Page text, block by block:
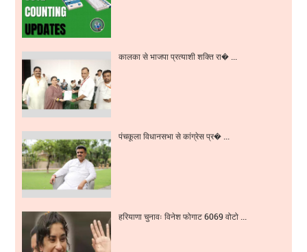
कालका से भाजपा प्रत्याशी शक्ति रा� ...
पंचकूला विधानसभा से कांग्रेस प्र� ...
हरियाणा चुनावः विनेश फोगाट 6069 वोटो ...